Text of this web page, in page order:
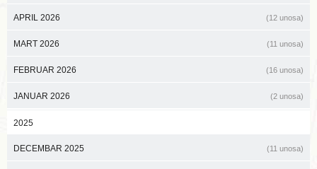
APRIL 2026 (12 unosa)
MART 2026 (11 unosa)
FEBRUAR 2026 (16 unosa)
JANUAR 2026 (2 unosa)
2025
DECEMBAR 2025 (11 unosa)